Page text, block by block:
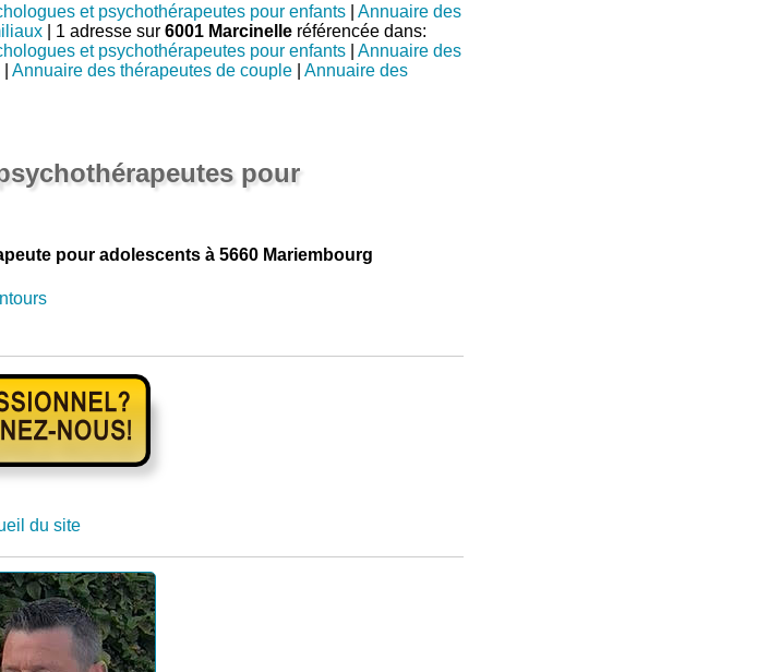
et psychothérapeutes pour enfants| Annuaire des
| 1 adresse sur 6001 Marcinelleréférencée dans:
et psychothérapeutes pour enfants| Annuaire des
| Annuaire des thérapeutes de couple| Annuaire des
pour
pour adolescents à 5660 Mariembourg
du site